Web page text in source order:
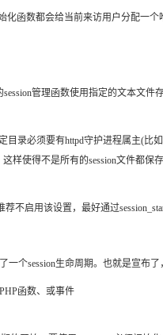
化函数都会给当前来访用户分配一
管理函数使用指定的文本文件
录必须要有httpd守护进程属主(
这样使得不是所有的session文件
不启用该设置，最好通过
一个session生命周期。也就是宣
函数、或事件